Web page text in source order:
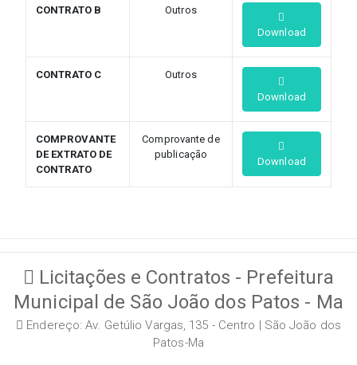
CONTRATO B
Outros
Download
CONTRATO C
Outros
Download
COMPROVANTE
DE EXTRATO DE
CONTRATO
Comprovante de
publicação
Download
Licitações e Contratos - Prefeitura
Municipal de São João dos Patos - Ma
Endereço: Av. Getúlio Vargas, 135 - Centro | São João dos
Patos-Ma